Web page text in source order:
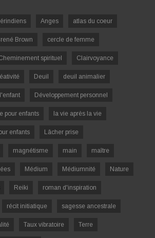
Anges atlas du coeur
Brown cercle de femme
spirituel Clairvoyance
Deuil deuil animalier
Développement personnel
pour enfants la vie après la vie
enfants Lâcher prise
magnétisme main maître
Médium Médiumnité Nature
Reiki roman d'inspiration
récit initiatique sagesse ancestrale
Taux vibratoire Terre